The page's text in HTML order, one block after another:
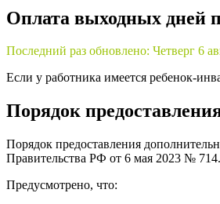
Оплата выходных дней
Последний раз обновлено: Четверг 6
Если у работника имеется ребенок-
Порядок
Порядок предоставления
Правительства РФ от 6 мая 2023 № 714.
Предусмотрено, что: